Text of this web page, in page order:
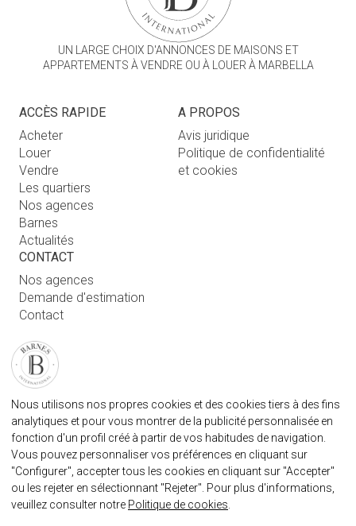
UN LARGE CHOIX D'ANNONCES DE MAISONS ET
APPARTEMENTS À VENDRE OU À LOUER À MARBELLA
ACCÈS RAPIDE
Acheter
Louer
Vendre
Les quartiers
Nos agences
Barnes
Actualités
A PROPOS
Avis juridique
Politique de confidentialité
et cookies
CONTACT
Nos agences
Demande d'estimation
Contact
FAQ
AGENECE IMMOBILIÈRE BARNES MARBELLA
marbella@barnes-international.com
+34 614 25 01 89
Nous utilisons nos propres cookies et des cookies tiers à des fins
analytiques et pour vous montrer de la publicité personnalisée en
fonction d'un profil créé à partir de vos habitudes de navigation.
Vous pouvez personnaliser vos préférences en cliquant sur
"Configurer", accepter tous les cookies en cliquant sur "Accepter"
ou les rejeter en sélectionnant "Rejeter". Pour plus d'informations,
veuillez consulter notre Politique de cookies